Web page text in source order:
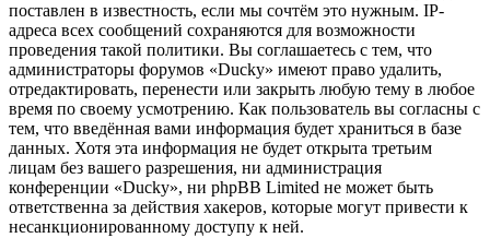
поставлен в известность, если мы сочтём это нужным. IP-
адреса всех сообщений сохраняются для возможности
проведения такой политики. Вы соглашаетесь с тем, что
администраторы форумов «Ducky» имеют право удалить,
отредактировать, перенести или закрыть любую тему в любое
время по своему усмотрению. Как пользователь вы согласны с
тем, что введённая вами информация будет храниться в базе
данных. Хотя эта информация не будет открыта третьим
лицам без вашего разрешения, ни администрация
конференции «Ducky», ни phpBB Limited не может быть
ответственна за действия хакеров, которые могут привести к
несанкционированному доступу к ней.